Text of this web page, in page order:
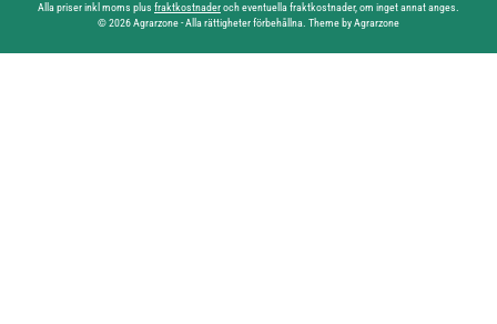
Alla priser inkl moms plus fraktkostnaderoch eventuella fraktkostnader, om inget annat anges.
© 2026 Agrarzone - Alla rättigheter förbehållna. Theme by Agrarzone